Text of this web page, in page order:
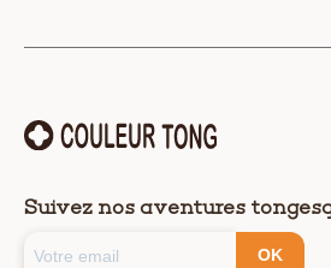
Suivez nos aventures
OK